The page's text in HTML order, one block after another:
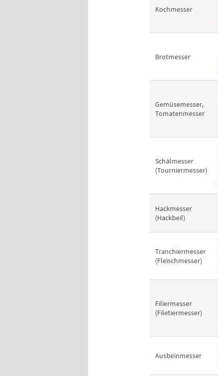
Kochmesser
Brotmesser
Gemüsemesser,
Tomatenmesser
Schälmesser
(Tourniermesser)
Hackmesser
(Hackbeil)
Tranchiermesser
(Fleischmesser)
Filiermesser
(Filetiermesser)
Ausbeinmesser